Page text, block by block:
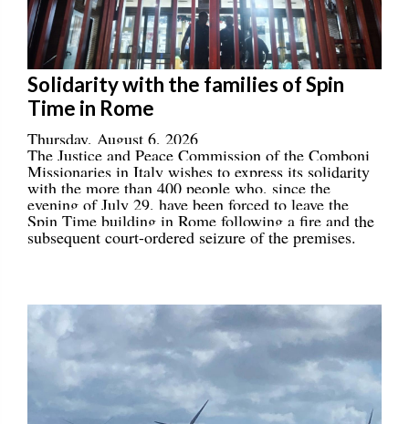
Solidarity with the families of Spin
Time in Rome
Thursday, August 6, 2026
The Justice and Peace Commission of the Comboni
Missionaries in Italy wishes to express its solidarity
with the more than 400 people who, since the
evening of July 29, have been forced to leave the
Spin Time building in Rome following a fire and the
subsequent court-ordered seizure of the premises.